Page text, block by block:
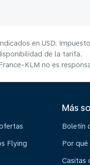
en USD.
de la tarifa.
KLM no es
Flying
Más
Boletín
Por qué
Casitas